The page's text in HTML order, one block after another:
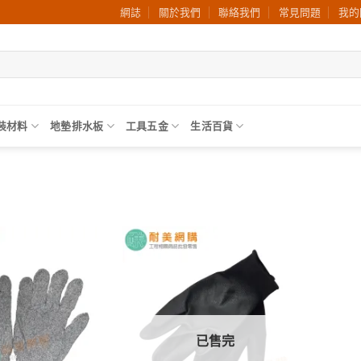
網誌 關於我們 聯絡我們 常見問題 我
材料 地墊排水板 工具五金 生活百貨
願望
清單
願望
清單
已售完